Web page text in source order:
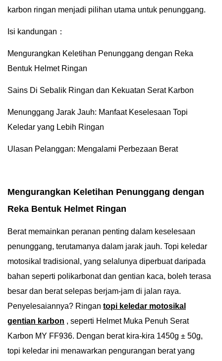
karbon ringan menjadi pilihan utama untuk penunggang.
Isi kandungan：
Mengurangkan Keletihan Penunggang dengan Reka
Bentuk Helmet Ringan
Sains Di Sebalik Ringan dan Kekuatan Serat Karbon
Menunggang Jarak Jauh: Manfaat Keselesaan Topi
Keledar yang Lebih Ringan
Ulasan Pelanggan: Mengalami Perbezaan Berat
Mengurangkan Keletihan Penunggang dengan
Reka Bentuk Helmet Ringan
Berat memainkan peranan penting dalam keselesaan
penunggang, terutamanya dalam jarak jauh. Topi keledar
motosikal tradisional, yang selalunya diperbuat daripada
bahan seperti polikarbonat dan gentian kaca, boleh terasa
besar dan berat selepas berjam-jam di jalan raya.
Penyelesaiannya? Ringan topi keledar motosikal
gentian karbon , seperti Helmet Muka Penuh Serat
Karbon MY FF936. Dengan berat kira-kira 1450g ± 50g,
topi keledar ini menawarkan pengurangan berat yang